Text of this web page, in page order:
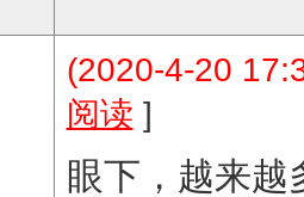
(2020-4-20
阅读 ]
眼下，越来